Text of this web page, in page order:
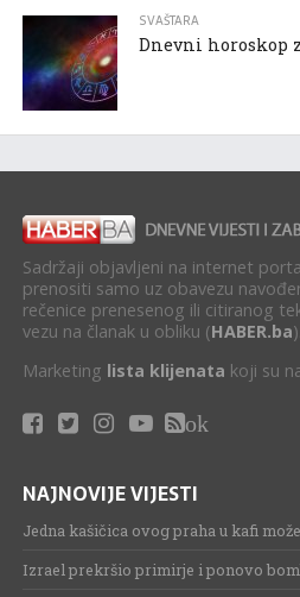
SVAŠTARA
Dnevni horoskop
Sadržaji objavljeni na internet
prenositi samo uz obavezu
rečenice prenesenog ili citiranog
vezu na članak u obliku (HABER.ba).
Marketing lista klijenata koji su
ok
NAJNOVIJE VIJESTI
Jedna kašičica ovog praha u kafi
Izrael prekršio primirje i ponovo